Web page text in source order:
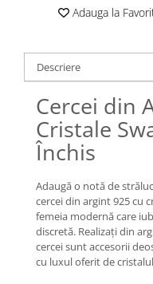
Lănțișoare cu Semilună
Lănțișoare cu Molecule
Lănțișoare cu Pietre
Lănțișoare Argint Diverse
COLIERE CU PERLE
Coliere cu Perle Naturale
COLIERE ȘNUR REGLABIL
Coliere cu Inimioare
Coliere cu Cruce
Coliere cu Stea
Adauga la
Descriere
Cercei din
Cristale
Închis
Adaugă o notă de
cercei din argint 925 cu
femeia modernă care
discretă. Realizați din
cercei sunt accesorii
cu luxul oferit de